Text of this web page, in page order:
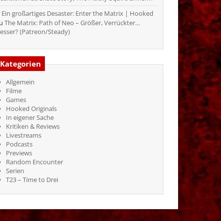
Ein großartiges Desaster: Enter the Matrix | Hooked
The Matrix: Path of Neo – Größer, Verrückter…
(Patreon/Steady)
Kategorien
Allgemein
Filme
Games
Hooked Originals
In eigener Sache
Kritiken & Reviews
Livestreams
Podcasts
Previews
Random Encounter
Serien
T23 – Time to Drei